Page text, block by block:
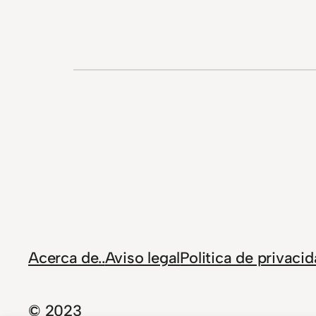
Acerca de..Aviso legalPolitica de
© 2023